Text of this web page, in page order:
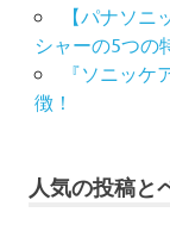
【パナソ
シャーの5つの
『ソニッ
徴！
人気の投稿と